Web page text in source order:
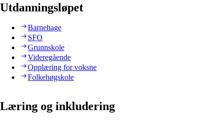
Utdanningsløpet
Barnehage
SFO
Grunnskole
Videregående
Opplæring for voksne
Folkehøgskole
Læring og inkludering